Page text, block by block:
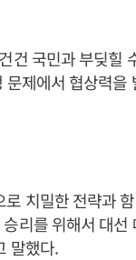
건 국민과 부딪힐
제에서 협상력을
치밀한 전략과
리를 위해서 대선
말했다.